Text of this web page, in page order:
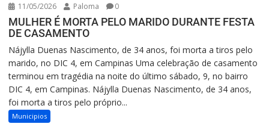
11/05/2026 Paloma 0
MULHER É MORTA PELO MARIDO DURANTE FESTA
DE CASAMENTO
Nájylla Duenas Nascimento, de 34 anos, foi morta a tiros pelo
marido, no DIC 4, em Campinas Uma celebração de casamento
terminou em tragédia na noite do último sábado, 9, no bairro
DIC 4, em Campinas. Nájylla Duenas Nascimento, de 34 anos,
foi morta a tiros pelo próprio...
Municipios